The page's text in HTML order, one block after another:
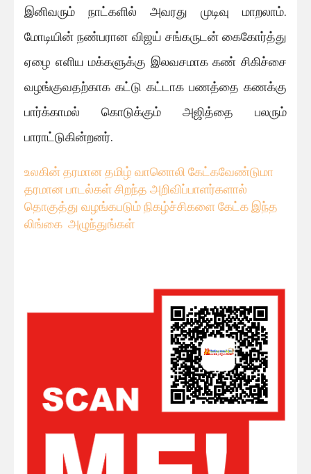
இனிவரும் நாட்களில் அவரது முடிவு மாறலாம்.
மோடியின் நண்பரான விஜய் சங்கருடன் கைகோர்த்து
ஏழை எளிய மக்களுக்கு இலவசமாக கண் சிகிச்சை
வழங்குவதற்காக கட்டு கட்டாக பணத்தை கணக்கு
பார்க்காமல் கொடுக்கும் அஜித்தை பலரும்
பாராட்டுகின்றனர்.
உலகின் தரமான தமிழ் வானொலி கேட்கவேண்டுமா
தரமான பாடல்கள் சிறந்த அறிவிப்பாளர்களால்
தொகுத்து வழங்கபடும் நிகழ்ச்சிகளை கேட்க இந்த
லிங்கை அழுந்துங்கள்